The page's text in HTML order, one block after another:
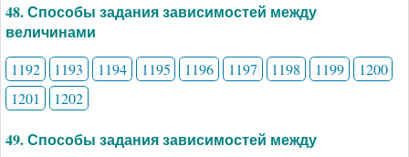
48. Способы задания зависимостей между
величинами
1192 1193 1194 1195 1196 1197 1198 1199
1200
1201
1202
49. Способы задания зависимостей между